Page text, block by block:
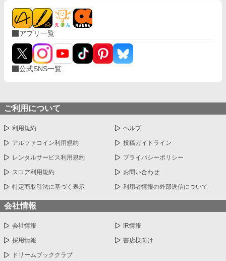
アプリ一覧
公式SNS一覧
ご利用について
利用規約 ヘルプ
アルファコイン利用規約 投稿ガイドライン
レンタルサービス利用規約 プライバシーポリシー
スコア利用規約 お問い合わせ
特定商取引法に基づく表示 利用者情報の外部送信について
会社情報
会社情報 IR情報
採用情報 書店様向け
ドリームブッククラブ